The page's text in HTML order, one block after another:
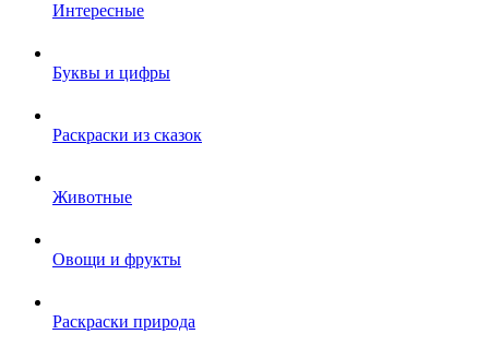
Интересные
Буквы и цифры
Раскраски из сказок
Животные
Овощи и фрукты
Раскраски природа